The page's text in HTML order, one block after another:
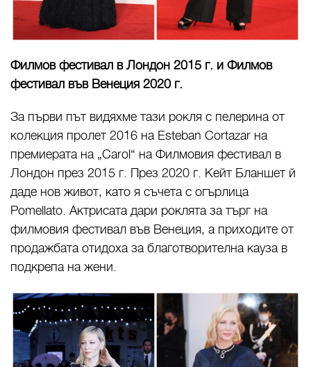
Филмов фестивал в Лондон 2015 г. и Филмов
фестивал във Венеция 2020 г.
За първи път видяхме тази рокля с пелерина от
колекция пролет 2016 на Esteban Cortazar на
премиерата на „Carol“ на Филмовия фестивал в
Лондон през 2015 г. През 2020 г. Кейт Бланшет й
даде нов живот, като я съчета с огърлица
Pomellato. Актрисата дари роклята за търг на
филмовия фестивал във Венеция, а приходите от
продажбата отидоха за благотворителна кауза в
подкрепа на жени.